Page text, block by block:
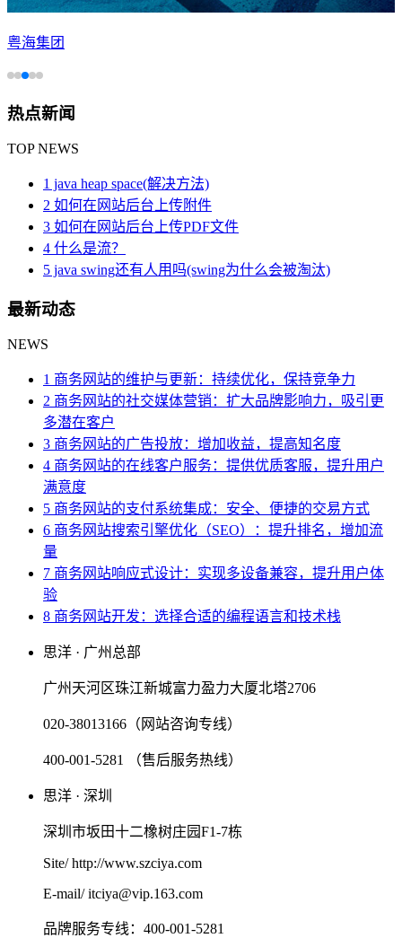
粤海集团
热点新闻
TOP NEWS
1 java heap space(解决方法)
2 如何在网站后台上传附件
3 如何在网站后台上传PDF文件
4 什么是流？
5 java swing还有人用吗(swing为什么会被淘汰)
最新动态
NEWS
1 商务网站的维护与更新：持续优化，保持竞争力
2 商务网站的社交媒体营销：扩大品牌影响力，吸引更
多潜在客户
3 商务网站的广告投放：增加收益，提高知名度
4 商务网站的在线客户服务：提供优质客服，提升用户
满意度
5 商务网站的支付系统集成：安全、便捷的交易方式
6 商务网站搜索引擎优化（SEO）：提升排名，增加流
量
7 商务网站响应式设计：实现多设备兼容，提升用户体
验
8 商务网站开发：选择合适的编程语言和技术栈
思洋 · 广州总部
广州天河区珠江新城富力盈力大厦北塔2706
020-38013166（网站咨询专线）
400-001-5281 （售后服务热线）
思洋 · 深圳
深圳市坂田十二橡树庄园F1-7栋
Site/ http://www.szciya.com
E-mail/ itciya@vip.163.com
品牌服务专线：400-001-5281